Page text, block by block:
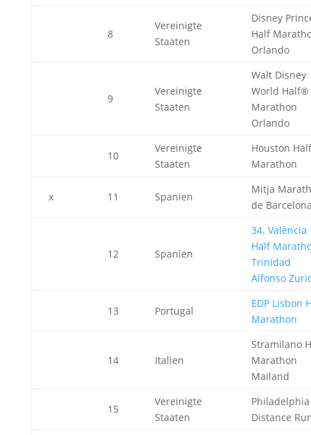
8
Vereinigte
Staaten
Disney
Half
Orlando
9
Vereinigte
Staaten
Walt Disney
World Half®
Marathon
Orlando
10
Vereinigte
Staaten
Houston Half
Marathon
x 11 Spanien
Mitja
de
12 Spanien
34. València
Half
Trinidad
Alfonso
13 Portugal
EDP Lisbon
Marathon
14 Italien
Stramilano
Marathon
Mailand
15
Vereinigte
Staaten
Philadelphia
Distance